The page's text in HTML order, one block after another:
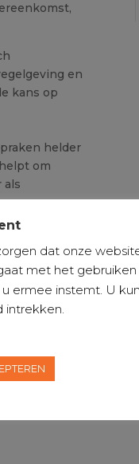
en
kans op
helder
om
als
wij
Neem
dat onze
met het gebruiken
ermee instemt. U
intrekken.